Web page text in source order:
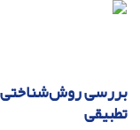
تطبیقی